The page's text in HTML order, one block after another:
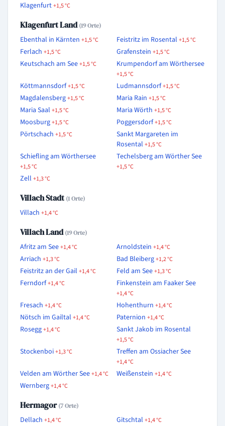
Klagenfurt+1,5 °C
Klagenfurt Land(19 Orte)
Ebenthal in Kärnten +1,5 °C Feistritz im Rosental +1,5 °C
Ferlach +1,5 °C Grafenstein +1,5 °C
Keutschach am See+1,5 °C Krumpendorf am Wörthersee
+1,5 °C
Köttmannsdorf+1,5 °C Ludmannsdorf+1,5 °C
Magdalensberg+1,5 °C Maria Rain +1,5 °C
Maria Saal +1,5 °C Maria Wörth +1,5 °C
Moosburg+1,5 °C Poggersdorf+1,5 °C
Pörtschach +1,5 °C
Sankt Margareten im
Rosental +1,5 °C
Schiefling am Wörthersee
+1,5 °C
Techelsberg am Wörther See
+1,5 °C
Zell +1,3 °C
Villach Stadt(1 Orte)
Villach +1,4 °C
Villach Land(19 Orte)
Afritz am See+1,4 °C Arnoldstein +1,4 °C
Arriach +1,3 °C Bad Bleiberg+1,2 °C
Feistritz an der Gail +1,4 °C Feld am See+1,3 °C
Ferndorf+1,4 °C Finkenstein am Faaker See
+1,4 °C
Fresach +1,4 °C Hohenthurn +1,4 °C
Nötsch im Gailtal +1,4 °C Paternion +1,4 °C
Rosegg+1,4 °C Sankt Jakob im Rosental
+1,5 °C
Stockenboi+1,3 °C Treffen am Ossiacher See
+1,4 °C
Velden am Wörther See+1,4 °C Weißenstein +1,4 °C
Wernberg+1,4 °C
Hermagor(7 Orte)
Dellach +1,4 °C Gitschtal +1,4 °C